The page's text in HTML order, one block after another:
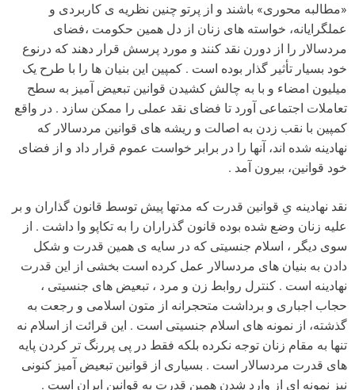
«مطالبه محوری» باشند و از پرتو چنین نظریه ی کاربردی و
عملگرایانه، خواسته های زنان از دل همین حکومت ،فضای
مردسالار را از دورن نقد کنند و مورد پرسش قرار دهند که درنوع
خود بسیار تأثیر گذار بوده است . کمپین این بنیان ها را با طرح یک
میلیون امضاء و با به چالش کشیدن قوانین تبعیض آمیز به سطح
تعاملات اجتماعی آورد تا فضای نقد عملی را ممکن سازد . در واقع
کمپین با نقب زدن به اصالت و ریشه های قوانین مردسالار که
نهادینه شده اند، آنها را در برابر خواست عموم قرار داد و از فضای
خود قوانین، بیرون آمد .
نقد نهادینه یِ قوانین قدرت که مدتها پیش توسط قانون گذاران و بر
علیه زنان وضع شده بوده قانون گذراران را به تکاپو وا داشت . از
سوی دیگر ، اسلام جنسیتی که در سایه ی همین قدرت و شکل
دادن به بنیان های مردسالار عمل کرده است بخشی از این قدرت
نهادینه است . کنترل روابط زن و مرد ، تبعیض های جنسیتی ،
حجاب اجباری و برداشت متحجرانه از متون اسلامی و رجعت به
گذشته، از نمونه های اسلام جنسیتی است . این قرائت از اسلام نه
تنها به مقام زنان توجه نکرده بلکه فقط در پی پررنگ تر کردن پایه
های قدرت مردسالار است . بسیاری از قوانین تبعیض آمیز کنونی
نیز نمونه ای از وارد شدن همین قدرت به قوانین ایران است .